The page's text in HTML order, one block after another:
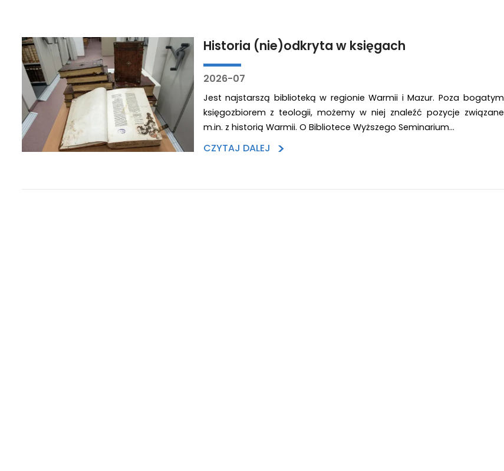
Historia (nie)odkryta w księgach
2026-07
Jest najstarszą biblioteką w regionie Warmii i Mazur. Poza bogatym
księgozbiorem z teologii, możemy w niej znaleźć pozycje związane
m.in. z historią Warmii. O Bibliotece Wyższego Seminarium…
CZYTAJ DALEJ >